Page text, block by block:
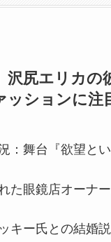
沢尻エリカの
ッションに注
：舞台『欲望とい
た眼鏡店オーナ
キー氏との結婚